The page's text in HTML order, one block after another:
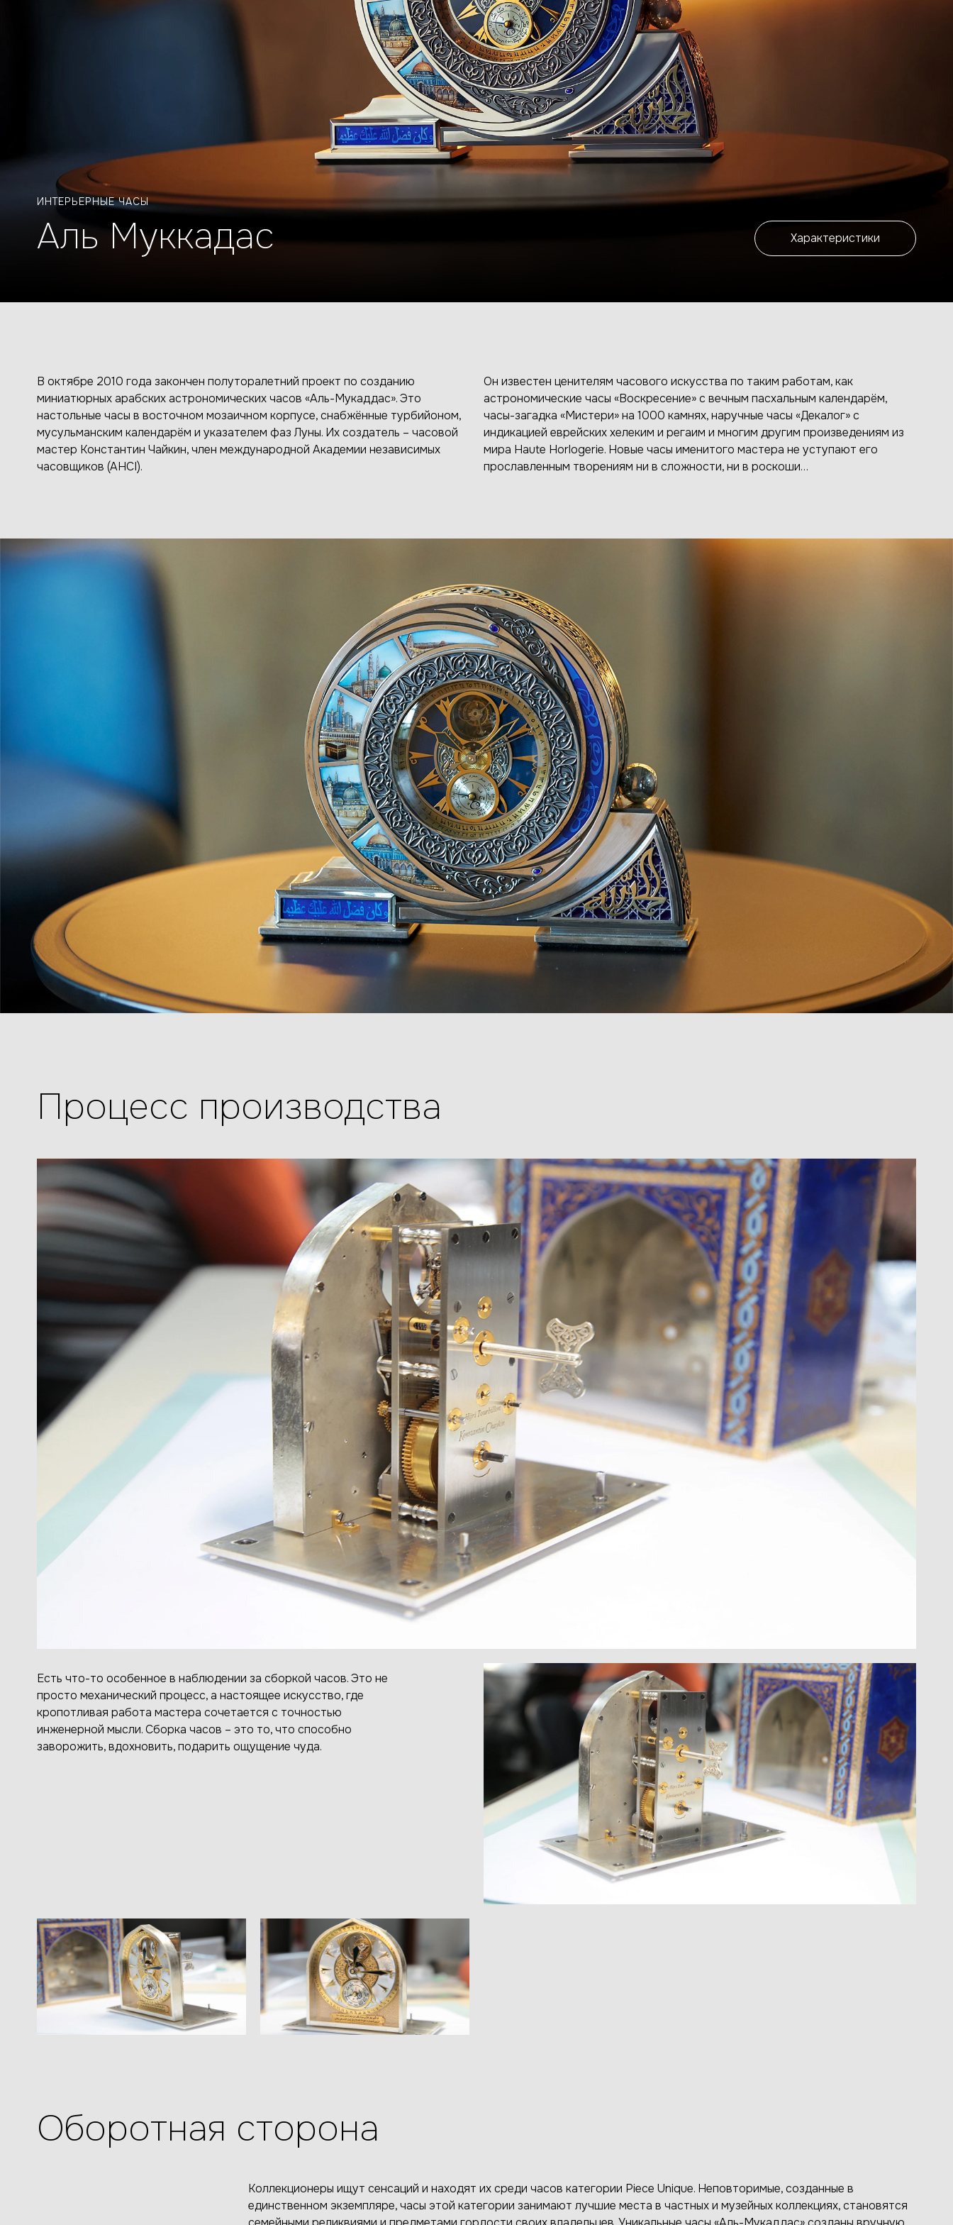
ИНТЕРЬЕРНЫЕ ЧАСЫ
Аль Муккадас Характеристики
В октябре 2010 года закончен полуторалетний проект по созданию
миниатюрных арабских астрономических часов «Аль-Mукаддас». Это
настольные часы в восточном мозаичном корпусе, снабжённые турбийоном,
мусульманским календарём и указателем фаз Луны. Их создатель – часовой
мастер Константин Чайкин, член международной Академии независимых
часовщиков (AHCI).
Он известен ценителям часового искусства по таким работам, как
астрономические часы «Воскресение» с вечным пасхальным календарём,
часы-загадка «Мистери» на 1000 камнях, наручные часы «Декалог» с
индикацией еврейских хелеким и регаим и многим другим произведениям из
мира Haute Horlogerie. Новые часы именитого мастера не уступают его
прославленным творениям ни в сложности, ни в роскоши…
Процесс производства
Есть что-то особенное в наблюдении за сборкой часов. Это не
просто механический процесс, а настоящее искусство, где
кропотливая работа мастера сочетается с точностью
инженерной мысли. Сборка часов – это то, что способно
заворожить, вдохновить, подарить ощущение чуда.
Оборотная сторона
Коллекционеры ищут сенсаций и находят их среди часов категории Piece Unique. Неповторимые, созданные в
единственном экземпляре, часы этой категории занимают лучшие места в частных и музейных коллекциях, становятся